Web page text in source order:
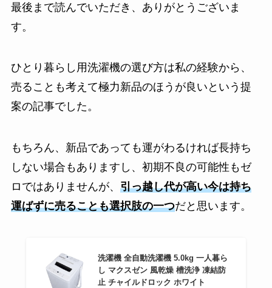
最後まで読んでいただき、ありがとうございま
す。
ひとり暮らし用洗濯機の選び方は私の経験から、
売ることも考えて極力新品のほうが良いという提
案の記事でした。
もちろん、新品であっても運がわるければ長持ち
しない場合もありますし、初期不良の可能性もゼ
ロではありませんが、 引っ越し代が高い今は持ち
運ばずに売ることも選択肢の一つだと思います。
洗濯機 全自動洗濯機 5.0kg 一人暮ら
し マクスゼン 風乾燥 槽洗浄 凍結防
止 チャイルドロック ホワイト